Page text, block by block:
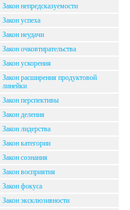
Закон непредсказуемости
Закон успеха
Закон неудачи
Закон очковтирательства
Закон ускорения
Закон расширения продуктовой
линейки
Закон перспективы
Закон деления
Закон лидерства
Закон категории
Закон сознания
Закон восприятия
Закон фокуса
Закон эксклюзивности